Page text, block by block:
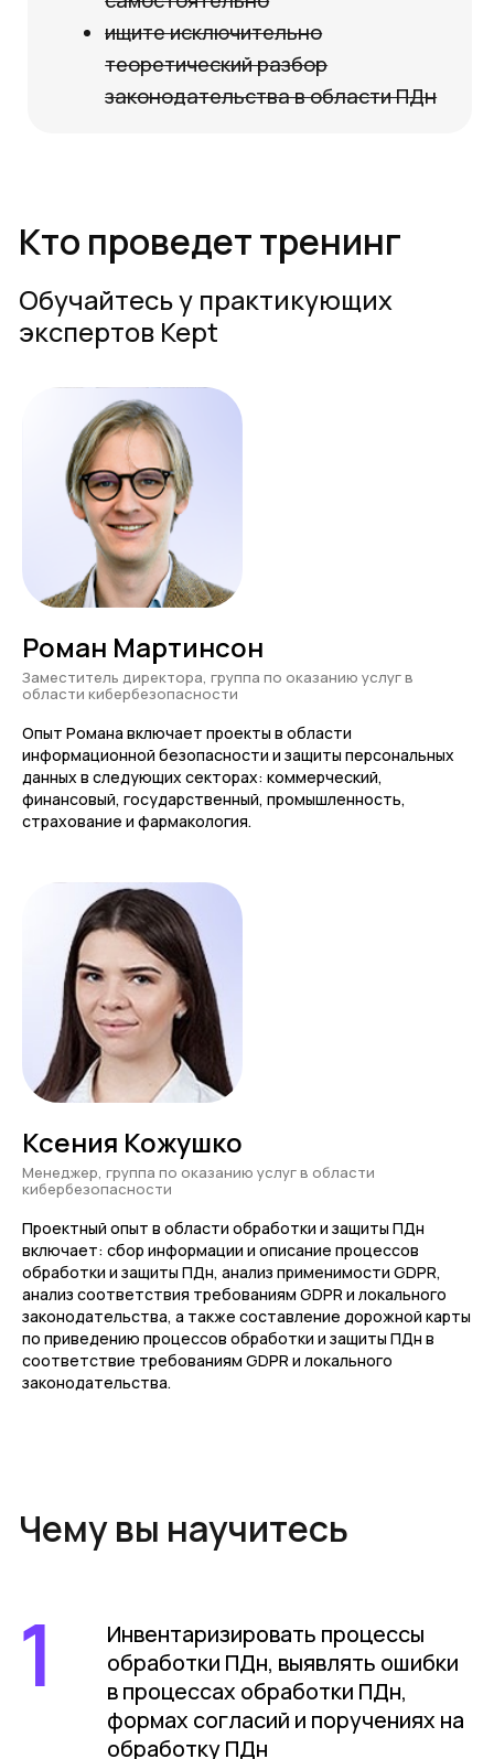
Роман Мартинсон
Заместитель директора, группа по оказанию услуг в
области кибербезопасности
Опыт Романа включает проекты в области
информационной безопасности и защиты персональных
данных в следующих секторах: коммерческий,
финансовый, государственный, промышленность,
страхование и фармакология.
Ксения Кожушко
Менеджер, группа по оказанию услуг в области
кибербезопасности
Проектный опыт в области обработки и защиты ПДн
включает: сбор информации и описание процессов
обработки и защиты ПДн, анализ применимости GDPR,
анализ соответствия требованиям GDPR и локального
законодательства, а также составление дорожной карты
по приведению процессов обработки и защиты ПДн в
соответствие требованиям GDPR и локального
законодательства.
Инвентаризировать процессы
обработки ПДн, выявлять ошибки
в процессах обработки ПДн,
формах согласий и поручениях на
требования к информационным
системам
Выполнять основные задачи
ответственного за обработку
результаты работы перед
руководителем
3
Рекомендуем проходить
обучение в этом порядке
1
2
Инструменты Privacy
Engineering, доступные и
полезные каждому DPO
Персональные данные:
интенсив
Получите демодоступ
Смотрите открытые демоверсии
курсов и изучайте мини-уроки в LMS
Академии
Зарегистрироваться
«Приватность
возможна, только
когда все, кто работает
с персданными,
понимают их ценность
и значимость»
Читать нас на MustRead